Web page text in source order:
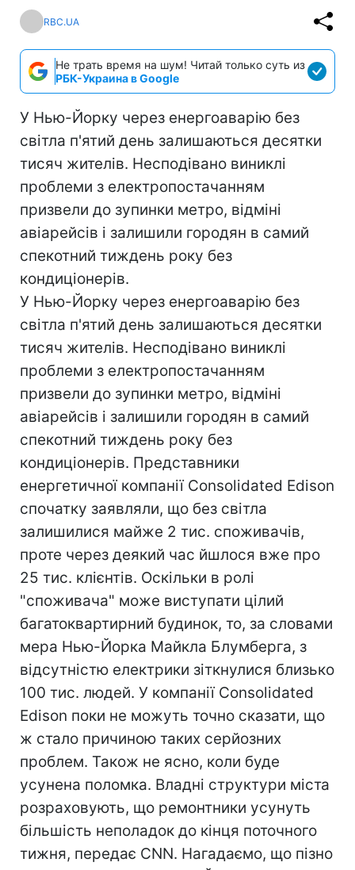
RBC.UA
Не трать время на шум! Читай только суть из
РБК-Украина в Google
У Нью-Йорку через енергоаварію без
світла п'ятий день залишаються десятки
тисяч жителів. Несподівано виниклі
проблеми з електропостачанням
призвели до зупинки метро, відміні
авіарейсів і залишили городян в самий
спекотний тиждень року без
кондиціонерів.
У Нью-Йорку через енергоаварію без
світла п'ятий день залишаються десятки
тисяч жителів. Несподівано виниклі
проблеми з електропостачанням
призвели до зупинки метро, відміні
авіарейсів і залишили городян в самий
спекотний тиждень року без
кондиціонерів. Представники
енергетичної компанії Consolidated Edison
спочатку заявляли, що без світла
залишилися майже 2 тис. споживачів,
проте через деякий час йшлося вже про
25 тис. клієнтів. Оскільки в ролі
"споживача" може виступати цілий
багатоквартирний будинок, то, за словами
мера Нью-Йорка Майкла Блумберга, з
відсутністю електрики зіткнулися близько
100 тис. людей. У компанії Consolidated
Edison поки не можуть точно сказати, що
ж стало причиною таких серйозних
проблем. Також не ясно, коли буде
усунена поломка. Владні структури міста
розраховують, що ремонтники усунуть
більшість неполадок до кінця поточного
тижня, передає CNN. Нагадаємо, що пізно